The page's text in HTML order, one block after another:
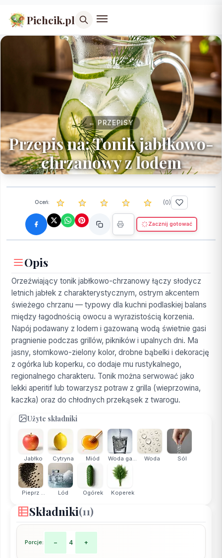
Pichcik.pl
← PRZEPISY
Przepis na: Tonik jabłkowo-
chrzanowy z lodem
Oceń: (0)
Zacznij gotować
Opis
Orzeźwiający tonik jabłkowo-chrzanowy łączy słodycz
letnich jabłek z charakterystycznym, ostrym akcentem
świeżego chrzanu — typowy dla kuchni podlaskiej balans
między łagodnością owocu a wyrazistością korzenia.
Napój podawany z lodem i gazowaną wodą świetnie gasi
pragnienie podczas grillów, pikników i upalnych dni. Ma
jasny, słomkowo-zielony kolor, drobne bąbelki i dekorację
z ogórka lub koperku, co dodaje mu rustykalnego,
regionalnego charakteru. Tonik można serwować jako
lekki aperitif lub towarzysz potraw z grilla (wieprzowina,
kaczka) oraz do chłodnych przekąsek z twarogu.
Użyte składniki
Jabłko Cytryna Miód Woda ga... Woda Sól
Pieprz ... Lód Ogórek Koperek
Składniki(11)
Porcje: − 4 +